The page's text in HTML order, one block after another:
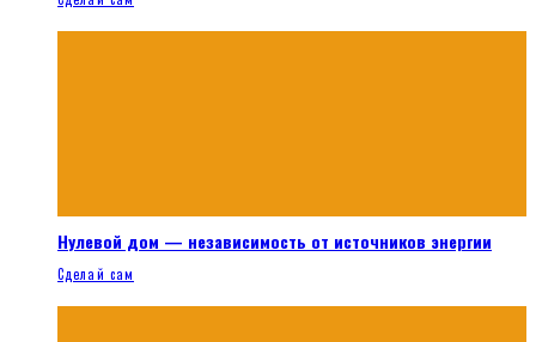
Нулевой дом — независимость от источников энергии
Сделай сам